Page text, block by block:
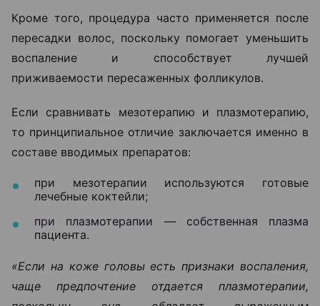
Кроме того, процедура часто применяется после
пересадки волос, поскольку помогает уменьшить
воспаление и способствует лучшей
приживаемости пересаженных фолликулов.
Если сравнивать мезотерапию и плазмотерапию,
то принципиальное отличие заключается именно в
составе вводимых препаратов:
при мезотерапии используются готовые
лечебные коктейли;
при плазмотерапии — собственная плазма
пациента.
«Если на коже головы есть признаки воспаления,
чаще предпочтение отдается плазмотерапии,